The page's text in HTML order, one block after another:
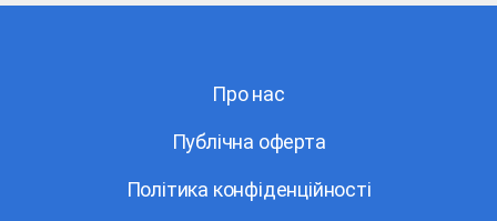
Про нас
Публічна оферта
Політика конфіденційності